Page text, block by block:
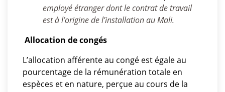
employé étranger dont le contrat de travail
est à l’origine de l’installation au Mali.
Allocation de congés
L’allocation afférente au congé est égale au
pourcentage de la rémunération totale en
espèces et en nature, perçue au cours de la